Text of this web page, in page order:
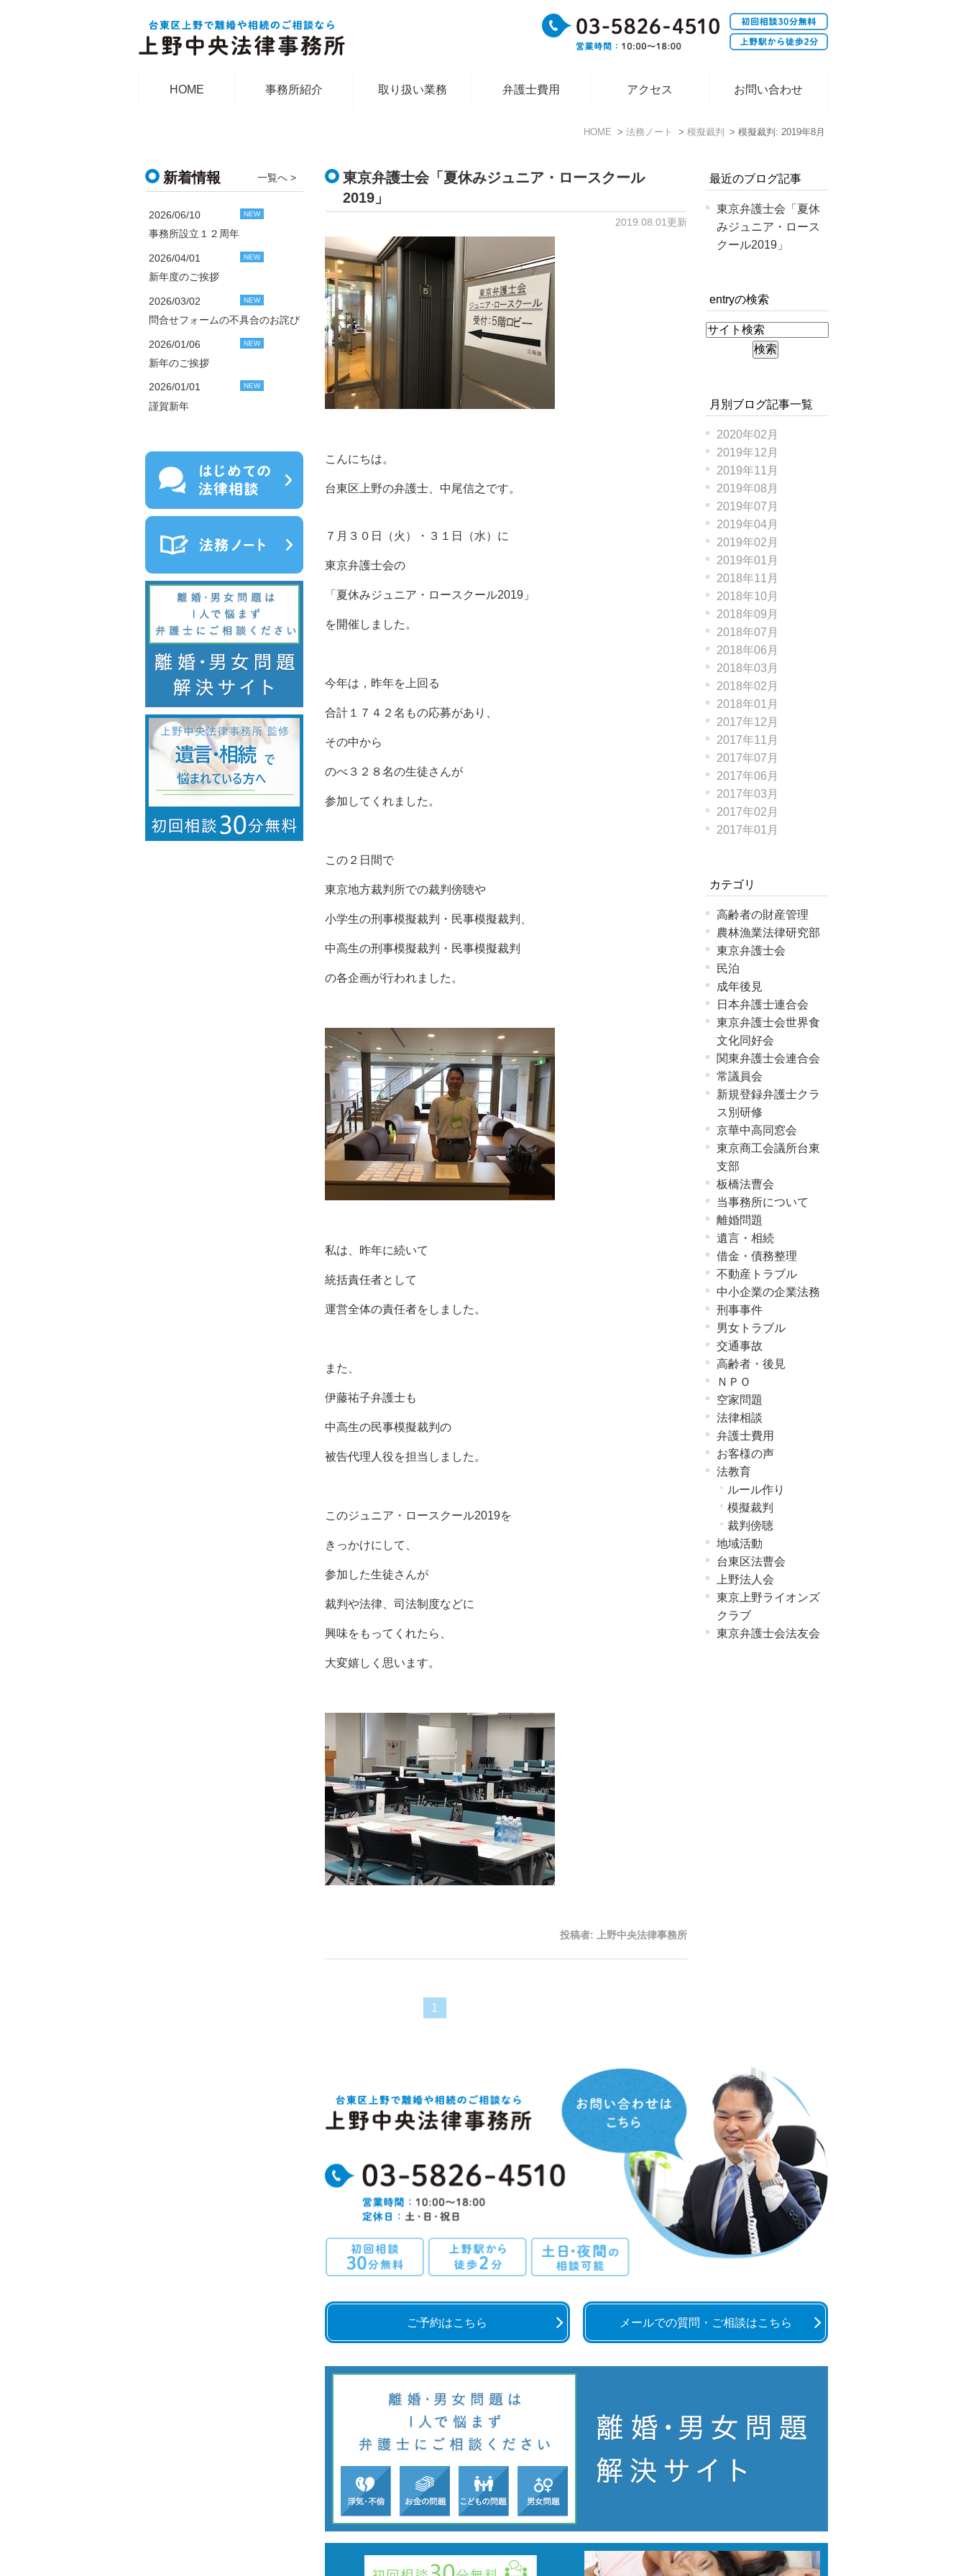
HOME 事務所紹介 取り扱い業務 弁護士費用 アクセス お問い合わせ
HOME 法務ノート 模擬裁判 模擬裁判: 2019年8月
東京弁護士会「夏休みジュニア・ロースクール
2019」
2019.08.01更新
こんにちは。
台東区上野の弁護士、中尾信之です。
７月３０日（火）・３１日（水）に
東京弁護士会の
「夏休みジュニア・ロースクール2019」
を開催しました。
今年は，昨年を上回る
合計１７４２名もの応募があり、
その中から
のべ３２８名の生徒さんが
参加してくれました。
この２日間で
東京地方裁判所での裁判傍聴や
小学生の刑事模擬裁判・民事模擬裁判、
中高生の刑事模擬裁判・民事模擬裁判
の各企画が行われました。
私は、昨年に続いて
統括責任者として
運営全体の責任者をしました。
また、
伊藤祐子弁護士も
中高生の民事模擬裁判の
被告代理人役を担当しました。
このジュニア・ロースクール2019を
きっかけにして、
参加した生徒さんが
裁判や法律、司法制度などに
興味をもってくれたら、
大変嬉しく思います。
投稿者: 上野中央法律事務所
1
最近のブログ記事
東京弁護士会「夏休
みジュニア・ロース
クール2019」
entryの検索
月別ブログ記事一覧
2020年02月
2019年12月
2019年11月
2019年08月
2019年07月
2019年04月
2019年02月
2019年01月
2018年11月
2018年10月
2018年09月
2018年07月
2018年06月
2018年03月
2018年02月
2018年01月
2017年12月
2017年11月
2017年07月
2017年06月
2017年03月
2017年02月
2017年01月
カテゴリ
高齢者の財産管理
農林漁業法律研究部
東京弁護士会
民泊
成年後見
日本弁護士連合会
東京弁護士会世界食
文化同好会
関東弁護士会連合会
常議員会
新規登録弁護士クラ
ス別研修
京華中高同窓会
東京商工会議所台東
支部
板橋法曹会
当事務所について
離婚問題
遺言・相続
借金・債務整理
不動産トラブル
中小企業の企業法務
刑事事件
男女トラブル
交通事故
高齢者・後見
ＮＰＯ
空家問題
法律相談
弁護士費用
お客様の声
法教育
ルール作り
模擬裁判
裁判傍聴
地域活動
台東区法曹会
上野法人会
東京上野ライオンズ
クラブ
東京弁護士会法友会
ご予約はこちら メールでの質問・ご相談はこちら
新着情報 一覧へ >
2026/06/10 NEW
事務所設立１２周年
2026/04/01 NEW
新年度のご挨拶
2026/03/02 NEW
問合せフォームの不具合のお詫び
2026/01/06 NEW
新年のご挨拶
2026/01/01 NEW
謹賀新年